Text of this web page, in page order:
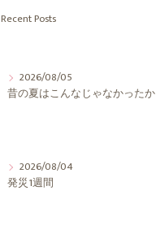
Recent Posts
2026/08/05
昔の夏はこんなじゃなかったか
2026/08/04
発災1週間